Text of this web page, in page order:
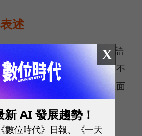
述
告訴模型「不要使用被動語
負面詞彙」（負面模式），不
用主動語態」、「請使用正面
。
X
新 AI 發展趨勢！
數位時代》日報、《一天